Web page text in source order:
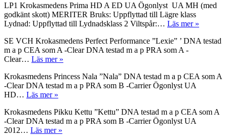
LP1 Krokasmedens Prima HD A ED UA Ögonlyst UA MH (med
godkänt skott) MERITER Bruks: Uppflyttad till Lägre klass
Lydnad: Uppflyttad till Lydnadsklass 2 Viltspår:… Läs mer »
SE VCH Krokasmedens Perfect Performance ”Lexie” ’ DNA testad
m a p CEA som A -Clear DNA testad m a p PRA som A -
Clear… Läs mer »
Performance
Krokasmedens Princess Nala ”Nala” DNA testad m a p CEA som A
-Clear DNA testad m a p PRA som B -Carrier Ögonlyst UA
HD… Läs mer »
Nala
Krokasmedens Pikku Kettu ”Kettu” DNA testad m a p CEA som A
-Clear DNA testad m a p PRA som B -Carrier Ögonlyst UA
2012… Läs mer »